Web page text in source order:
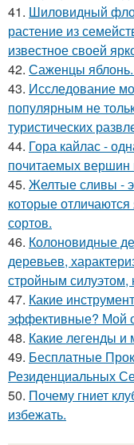
41. Шиловидный
растение из
известное своей
42. Саженцы
43. Исследование
популярным не
туристических
44. Гора кайлас -
почитаемых вершин
45. Желтые сливы -
которые
сортов.
46. Колоновидные
деревьев,
стройным
47. Какие
эффективные? Мой
48. Какие легенды
49. Бесплатные
Резиденциальных
50. Почему гниет
избежать.